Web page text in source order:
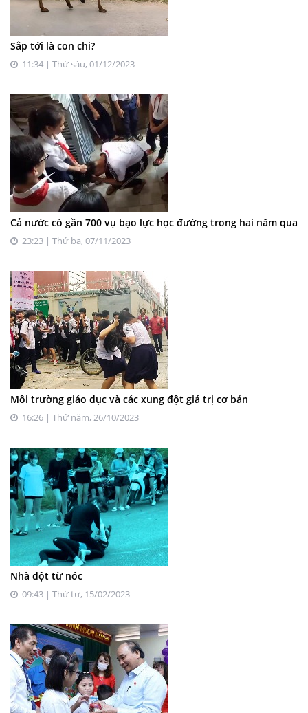
Sắp tới là con chi?
11:34 | Thứ sáu, 01/12/2023
Cả nước có gần 700 vụ bạo lực học đường trong hai năm qua
23:23 | Thứ ba, 07/11/2023
Môi trường giáo dục và các xung đột giá trị cơ bản
16:26 | Thứ năm, 26/10/2023
Nhà dột từ nóc
09:43 | Thứ tư, 15/02/2023